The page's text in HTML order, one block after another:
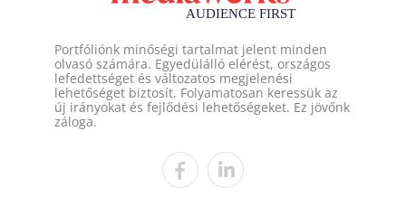
Portfóliónk minőségi tartalmat jelent minden
olvasó számára. Egyedülálló elérést, országos
lefedettséget és változatos megjelenési
lehetőséget biztosít. Folyamatosan keressük az
új irányokat és fejlődési lehetőségeket. Ez jövőnk
záloga.